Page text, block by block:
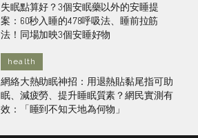
失眠點算好？3個安眠藥以外的安睡提
案：60秒入睡的478呼吸法、睡前拉筋
法！同場加映3個安睡好物
health
網絡大熱助眠神招：用退熱貼黏尾指可助
眠、減疲勞、提升睡眠質素？網民實測有
效：「睡到不知天地為何物」